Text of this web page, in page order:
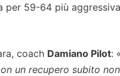
per 59-64 più
coach Damiano Pilot:
un recupero subito